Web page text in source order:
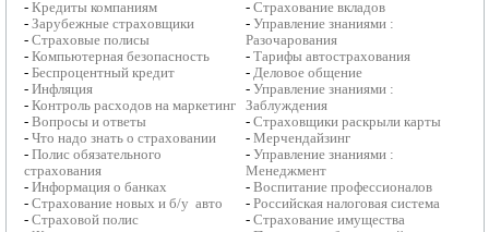
-Кредиты компаниям
-Зарубежные страховщики
-Страховые полисы
-Компьютерная безопасность
-Беспроцентный кредит
-Инфляция
-Контроль расходов на маркетинг
-Вопросы и ответы
-Что надо знать о страховании
-Полис обязательного
страхования
-Информация о банках
-Страхование новых и б/у авто
-Страховой полис
-Страхование вкладов
-Управление знаниями :
Разочарования
-Тарифы автострахования
- Деловое общение
-Управление знаниями :
Заблуждения
-Страховщики раскрыли карты
-Мерчендайзинг
-Управление знаниями :
Менеджмент
-Воспитание профессионалов
-Российская налоговая система
-Страхование имущества